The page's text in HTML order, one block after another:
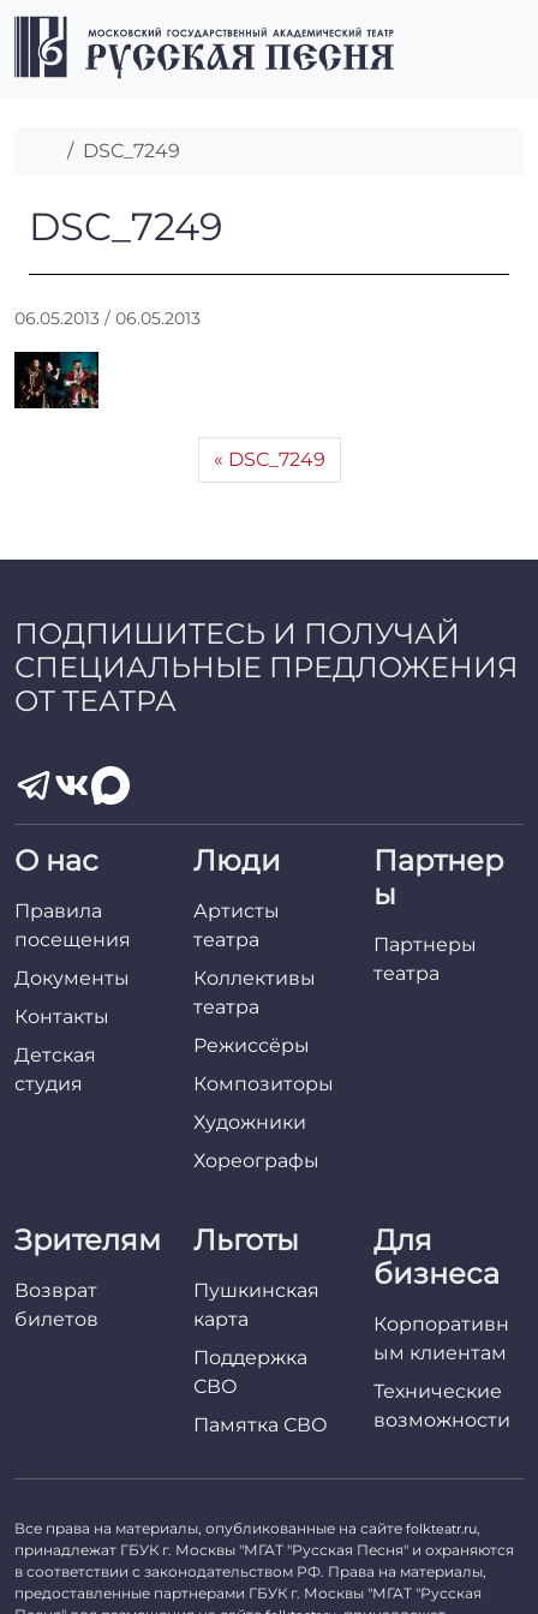
Перейти к содержимому
Перейти к футеру
Главная
DSC_7249
DSC_7249
DSC_7249
06.05.2013 / 06.05.2013
:
i
n
DSC_7249
ПОДПИШИТЕСЬ И ПОЛУЧАЙ
СПЕЦИАЛЬНЫЕ ПРЕДЛОЖЕНИЯ
ОТ ТЕАТРА
О нас
Правила
посещения
Документы
Контакты
Детская
студия
Люди
Артисты
театра
Коллективы
театра
Режиссёры
Композиторы
Художники
Хореографы
Партнер
ы
Партнеры
театра
Зрителям
Возврат
билетов
Льготы
Пушкинская
карта
Поддержка
СВО
Памятка СВО
Для
бизнеса
Корпоративн
ым клиентам
Технические
возможности
Все права на материалы, опубликованные на сайте folkteatr.ru,
принадлежат ГБУК г. Москвы "МГАТ "Русская Песня" и охраняются
в соответствии с законодательством РФ. Права на материалы,
предоставленные партнерами ГБУК г. Москвы "МГАТ "Русская